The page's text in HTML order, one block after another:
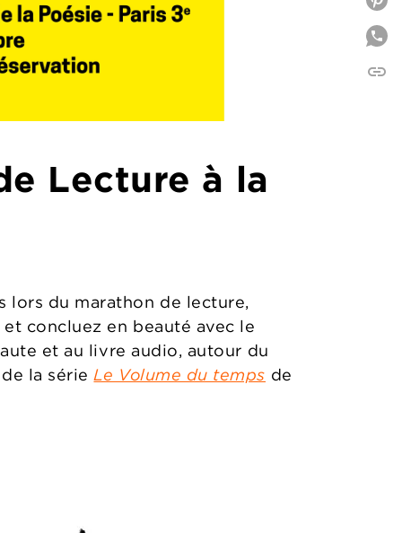
Lecture à la
lors du marathon de lecture,
et concluez en beauté avec le
et au livre audio, autour du
la sérieLe Volume du temps de
link